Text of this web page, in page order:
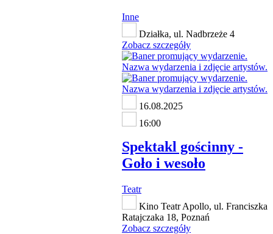
Inne
Działka, ul. Nadbrzeże 4
Zobacz szczegóły
16.08.2025
16:00
Spektakl gościnny -
Goło i wesoło
Teatr
Kino Teatr Apollo, ul. Franciszka
Ratajczaka 18, Poznań
Zobacz szczegóły